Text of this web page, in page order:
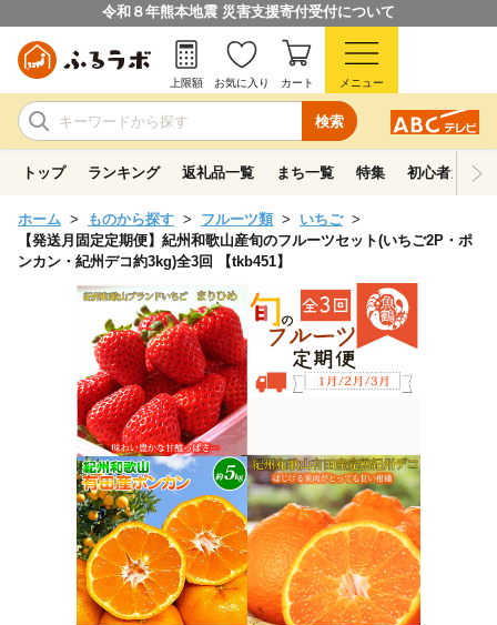
令和８年熊本地震 災害支援寄付受付について
検索
上限額 お気に入り カート メニュー
トップ ランキング 返礼品一覧 まち一覧 特集 初心者ガイド
ホーム ものから探す フルーツ類
いちご
【発送月固定定期便】紀州和歌山産旬のフルーツセット(いちご2P・ポ
ンカン・紀州デコ約3kg)全3回 【tkb451】